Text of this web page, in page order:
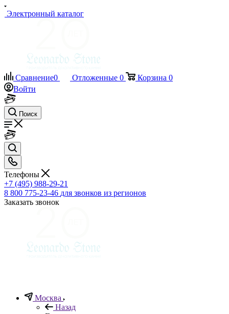
Электронный каталог
Сравнение0 Отложенные 0 Корзина 0
Войти
Поиск
Телефоны
+7 (495) 988-29-21
8 800 775-23-46 для звонков из регионов
Заказать звонок
Москва
Назад